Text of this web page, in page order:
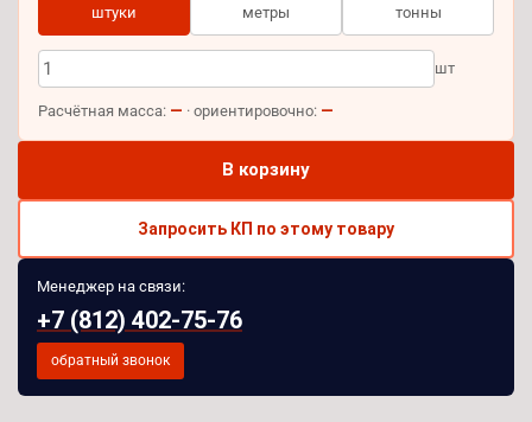
штуки метры тонны
шт
Расчётная масса: — · ориентировочно: —
В корзину
Запросить КП по этому товару
Менеджер на связи:
+7 (812) 402-75-76
обратный звонок